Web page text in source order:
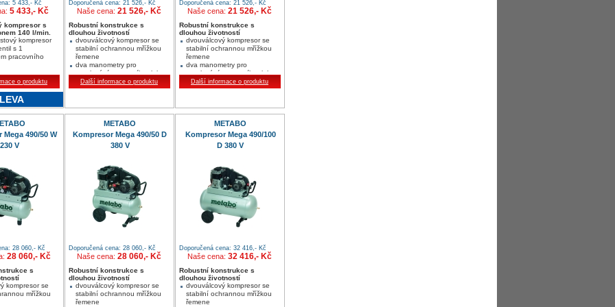
5 433,- Kč
5 433,- Kč
kompresor s
140 l/min.
kompresor
s 1
pracovního
s
tlaku v nádobě
o produktu
Doporučená cena: 21 526,- Kč
Naše cena: 21 526,- Kč
Robustní konstrukce s
dlouhou životností
dvouválcový kompresor se
stabilní ochrannou mřížkou
řemene
dva manometry pro
regulování pracovního tlaku a
tlaku v nádobě
tepelná ochrana motoru
Další informace o produktu
Doporučená cena: 21 526,- Kč
Naše cena: 21 526,- Kč
Robustní konstrukce s
dlouhou životností
dvouválcový kompresor se
stabilní ochrannou mřížkou
řemene
dva manometry pro
regulování pracovního tlaku a
tlaku v nádobě
tepelná ochrana motoru
Další informace o produktu
490/50 W
230 V
28 060,- Kč
28 060,- Kč
s
kompresor se
mřížkou
METABO
Kompresor Mega 490/50 D
380 V
Doporučená cena: 28 060,- Kč
Naše cena: 28 060,- Kč
Robustní konstrukce s
dlouhou životností
dvouválcový kompresor se
stabilní ochrannou mřížkou
řemene
METABO
Kompresor Mega 490/100
D 380 V
Doporučená cena: 32 416,- Kč
Naše cena: 32 416,- Kč
Robustní konstrukce s
dlouhou životností
dvouválcový kompresor se
stabilní ochrannou mřížkou
řemene